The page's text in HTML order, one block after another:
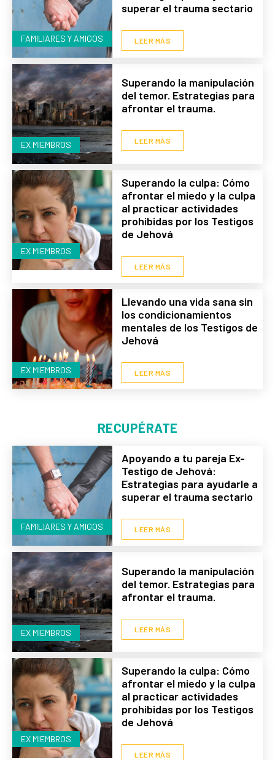
FAMILIARES Y AMIGOS
superar el trauma sectario
LEER MÁS
EX MIEMBROS
Superando la manipulación
del temor. Estrategias para
afrontar el trauma.
LEER MÁS
EX MIEMBROS
Superando la culpa: Cómo
afrontar el miedo y la culpa
al practicar actividades
prohibidas por los Testigos
de Jehová
LEER MÁS
EX MIEMBROS
Llevando una vida sana sin
los condicionamientos
mentales de los Testigos de
Jehová
LEER MÁS
RECUPÉRATE
FAMILIARES Y AMIGOS
Apoyando a tu pareja Ex-
Testigo de Jehová:
Estrategias para ayudarle a
superar el trauma sectario
LEER MÁS
EX MIEMBROS
Superando la manipulación
del temor. Estrategias para
afrontar el trauma.
LEER MÁS
EX MIEMBROS
Superando la culpa: Cómo
afrontar el miedo y la culpa
al practicar actividades
prohibidas por los Testigos
de Jehová
LEER MÁS